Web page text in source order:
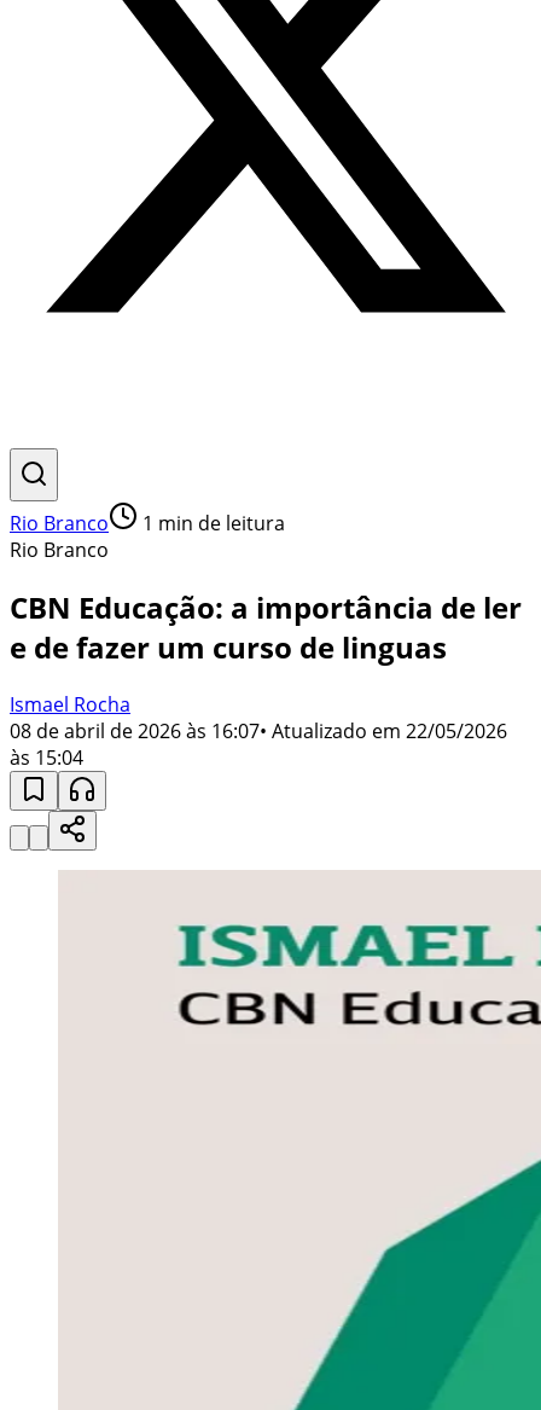
Rio Branco 1 min de leitura
Rio Branco
CBN Educação: a importância de ler
e de fazer um curso de linguas
Ismael Rocha
08 de abril de 2026 às 16:07• Atualizado em 22/05/2026
às 15:04